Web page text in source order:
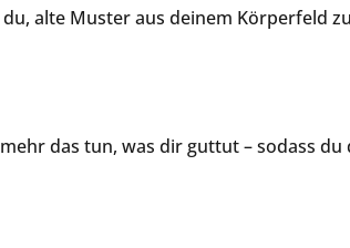
alte Muster aus deinem Körperfeld
das tun, was dir guttut – sodass du